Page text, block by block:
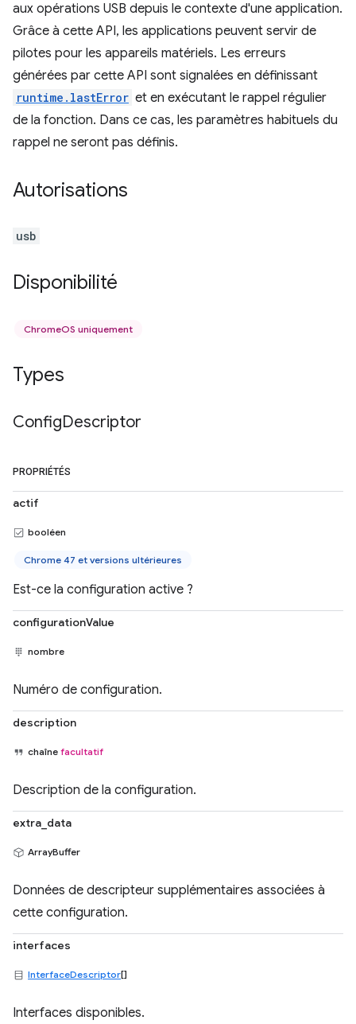
aux opérations USB depuis le contexte d'une application.
Grâce à cette API, les applications peuvent servir de
pilotes pour les appareils matériels. Les erreurs
générées par cette API sont signalées en définissant
runtime.lastError et en exécutant le rappel régulier
de la fonction. Dans ce cas, les paramètres habituels du
rappel ne seront pas définis.
Autorisations
usb
Disponibilité
ChromeOS uniquement
Types
ConfigDescriptor
PROPRIÉTÉS
actif
booléen
Chrome 47 et versions ultérieures
Est-ce la configuration active ?
configurationValue
nombre
Numéro de configuration.
description
chaîne facultatif
Description de la configuration.
extra_data
ArrayBuffer
Données de descripteur supplémentaires associées à
cette configuration.
interfaces
InterfaceDescriptor[]
Interfaces disponibles.